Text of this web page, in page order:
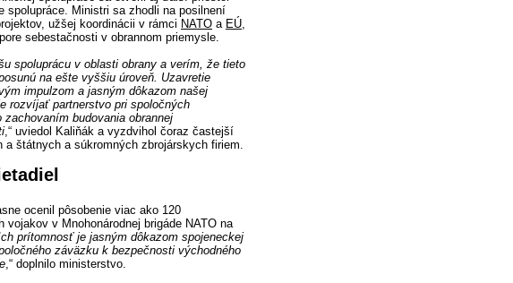
spolupráce. Ministri sa zhodli na posilnení
užšej koordinácii v rámci NATO a EÚ,
sebestačnosti v obrannom priemysle.
spoluprácu v oblasti obrany a verím, že tieto
na ešte vyššiu úroveň. Uzavretie
impulzom a jasným dôkazom našej
rozvíjať partnerstvo pri spoločných
zachovaním budovania obrannej
,“ uviedol Kaliňák a vyzdvihol čoraz častejší
a štátnych a súkromných zbrojárskych firiem.
ocenil pôsobenie viac ako 120
vojakov v Mnohonárodnej brigáde NATO na
prítomnosť je jasným dôkazom spojeneckej
záväzku k bezpečnosti východného
,“ doplnilo ministerstvo.